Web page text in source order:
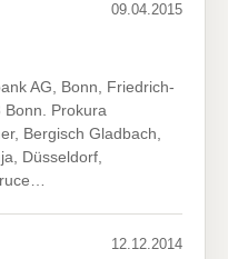
09.04.2015
AG, Bonn, Friedrich-
Bonn. Prokura
Bergisch Gladbach,
Düsseldorf,
12.12.2014